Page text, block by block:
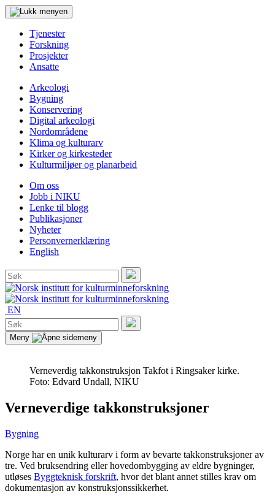
Tjenester
Forskning
Prosjekter
Ansatte
Arkeologi
Bygning
Konservering
Digital arkeologi
Nordområdene
Klima og kulturarv
Kirker og kirkesteder
Kulturmiljøer og planarbeid
Om oss
Jobb i NIKU
Lenke til blogg
Publikasjoner
Nyheter
Personvernerklæring
English
Søk
etter:
Søk
EN
Søk
etter:
Søk
Meny
Verneverdig takkonstruksjon Takfot i Ringsaker kirke.
Foto: Edvard Undall, NIKU
Verneverdige takkonstruksjoner
Bygning
Norge har en unik kulturarv i form av bevarte takkonstruksjoner av
tre. Ved bruksendring eller hovedombygging av eldre bygninger,
utløses Byggteknisk forskrift, hvor det blant annet stilles krav om
dokumentasjon av konstruksjonssikkerhet.